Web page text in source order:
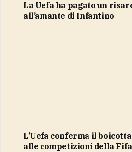
la Uefa ha pagato un risarcimento
all’amante di Infantino
L’Uefa conferma il boicottaggio
alle competizioni della Fifa